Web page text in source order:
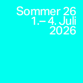
Sommer 26
1.– 4. Juli
2026